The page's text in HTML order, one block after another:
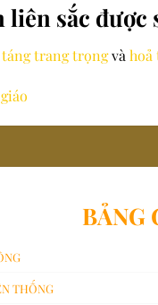
sắc
táng trang trọngvà hoả
BẢNG
THỐNG